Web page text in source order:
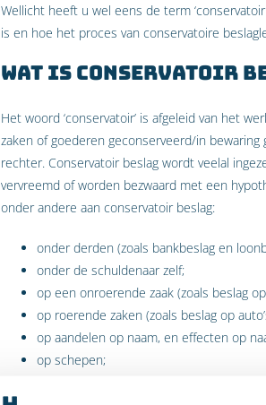
Wellicht heeft u wel eens de term
is en hoe het proces van conservatoire
Wat is conservatoir
Het woord ‘conservatoir’ is afgeleid van het
zaken of goederen geconserveerd/in
rechter. Conservatoir beslag wordt veelal
vervreemd of worden bezwaard met een
onder andere aan conservatoir beslag:
onder derden (zoals bankbeslag en
onder de schuldenaar zelf;
op een onroerende zaak (zoals beslag
op roerende zaken (zoals beslag op
op aandelen op naam, en effecten op
op schepen;